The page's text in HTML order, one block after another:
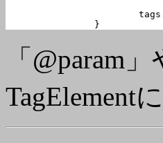
		}
「@param
TagElement